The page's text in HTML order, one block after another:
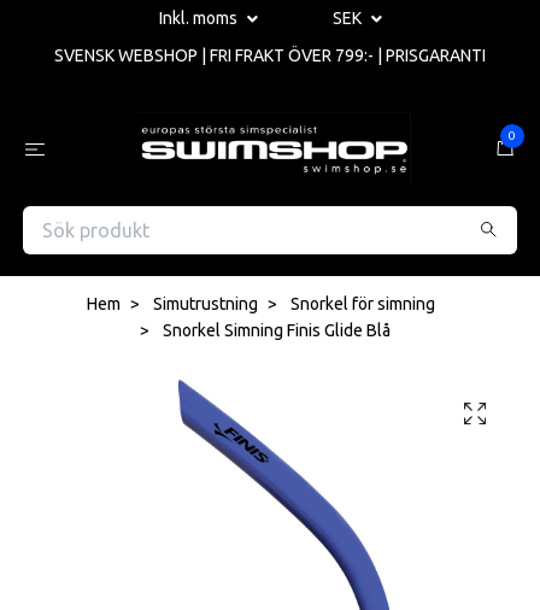
Inkl. moms
SEK
SVENSK WEBSHOP | FRI FRAKT ÖVER 799:- | PRISGARANTI
0
Hem Simutrustning
Snorkel för simning
Snorkel Simning Finis Glide Blå